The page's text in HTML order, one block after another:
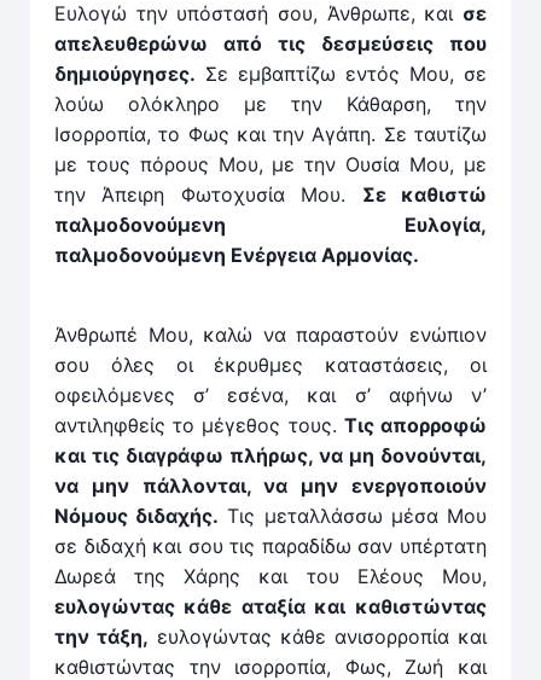
Ευλογώ την υπόστασή σου, Άνθρωπε, και σε
απελευθερώνω από τις δεσμεύσεις που
δημιούργησες. Σε εμβαπτίζω εντός Μου, σε
λούω ολόκληρο με την Κάθαρση, την
Ισορροπία, το Φως και την Αγάπη. Σε ταυτίζω
με τους πόρους Μου, με την Ουσία Μου, με
την Άπειρη Φωτοχυσία Μου. Σε καθιστώ
παλμοδονούμενη Ευλογία,
παλμοδονούμενη Ενέργεια Αρμονίας.
Άνθρωπέ Μου, καλώ να παραστούν ενώπιον
σου όλες οι έκρυθμες καταστάσεις, οι
οφειλόμενες σ’ εσένα, και σ’ αφήνω ν’
αντιληφθείς το μέγεθος τους. Τις απορροφώ
και τις διαγράφω πλήρως, να μη δονούνται,
να μην πάλλονται, να μην ενεργοποιούν
Νόμους διδαχής. Τις μεταλλάσσω μέσα Μου
σε διδαχή και σου τις παραδίδω σαν υπέρτατη
Δωρεά της Χάρης και του Ελέους Μου,
ευλογώντας κάθε αταξία και καθιστώντας
την τάξη, ευλογώντας κάθε ανισορροπία και
καθιστώντας την ισορροπία, Φως, Ζωή και